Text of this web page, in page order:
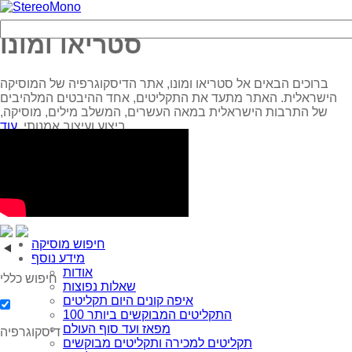
סטריאו ומונו
ברוכים הבאים אל סטריאו ומונו, אתר הדיסקוגרפיה של המוסיקה
הישראלית. האתר מתעד את התקליטים, אחד ההיבטים המלהיבים
של התרבות הישראלית במאה העשרים, המשלב מילים, מוסיקה,
ביצוע ועיצוב אמנותי.עוד...
חיפוש מוסיקה
מידע נוסף
אודות
שאלות נפוצות
איפה קונים היום תקליטים
100 התקליטים המבוקשים ביותר
מפאז ועד סוף העולם
תקליטים למכירה ותקליטים מבוקשים
חיפוש כללי
דיסקוגרפיה